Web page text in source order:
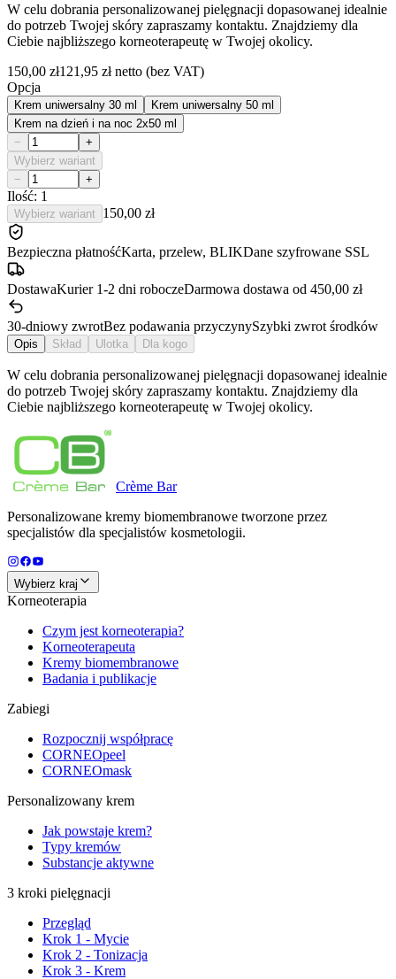
W celu dobrania personalizowanej pielęgnacji dopasowanej idealnie
do potrzeb Twojej skóry zapraszamy kontaktu. Znajdziemy dla
Ciebie najbliższego korneoterapeutę w Twojej okolicy.
150,00 zł121,95 zł netto (bez VAT)
Opcja
Krem uniwersalny 30 ml
Krem uniwersalny 50 ml
Krem na dzień i na noc 2x50 ml
−
+
Wybierz wariant
−
+
Ilość: 1
Wybierz wariant 150,00 zł
Bezpieczna płatnośćKarta, przelew, BLIKDane szyfrowane SSL
DostawaKurier 1-2 dni roboczeDarmowa dostawa od 450,00 zł
30-dniowy zwrotBez podawania przyczynySzybki zwrot środków
Opis Skład Ulotka Dla kogo
W celu dobrania personalizowanej pielęgnacji dopasowanej idealnie
do potrzeb Twojej skóry zapraszamy kontaktu. Znajdziemy dla
Ciebie najbliższego korneoterapeutę w Twojej okolicy.
Crème Bar
Personalizowane kremy biomembranowe tworzone przez
specjalistów dla specjalistów kosmetologii.
Wybierz kraj
Korneoterapia
Czym jest korneoterapia?
Korneoterapeuta
Kremy biomembranowe
Badania i publikacje
Zabiegi
Rozpocznij współpracę
CORNEOpeel
CORNEOmask
Personalizowany krem
Jak powstaje krem?
Typy kremów
Substancje aktywne
3 kroki pielęgnacji
Przegląd
Krok 1 - Mycie
Krok 2 - Tonizacja
Krok 3 - Krem